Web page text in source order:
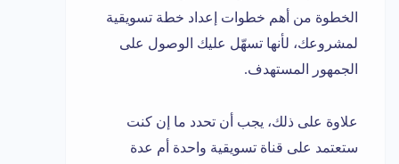
الخطوة من أهم خطوات إعداد خطة تسويقية
لمشروعك، لأنها تسهّل عليك الوصول على
الجمهور المستهدف.
علاوة على ذلك، يجب أن تحدد ما إن كنت
ستعتمد على قناة تسويقية واحدة أم عدة